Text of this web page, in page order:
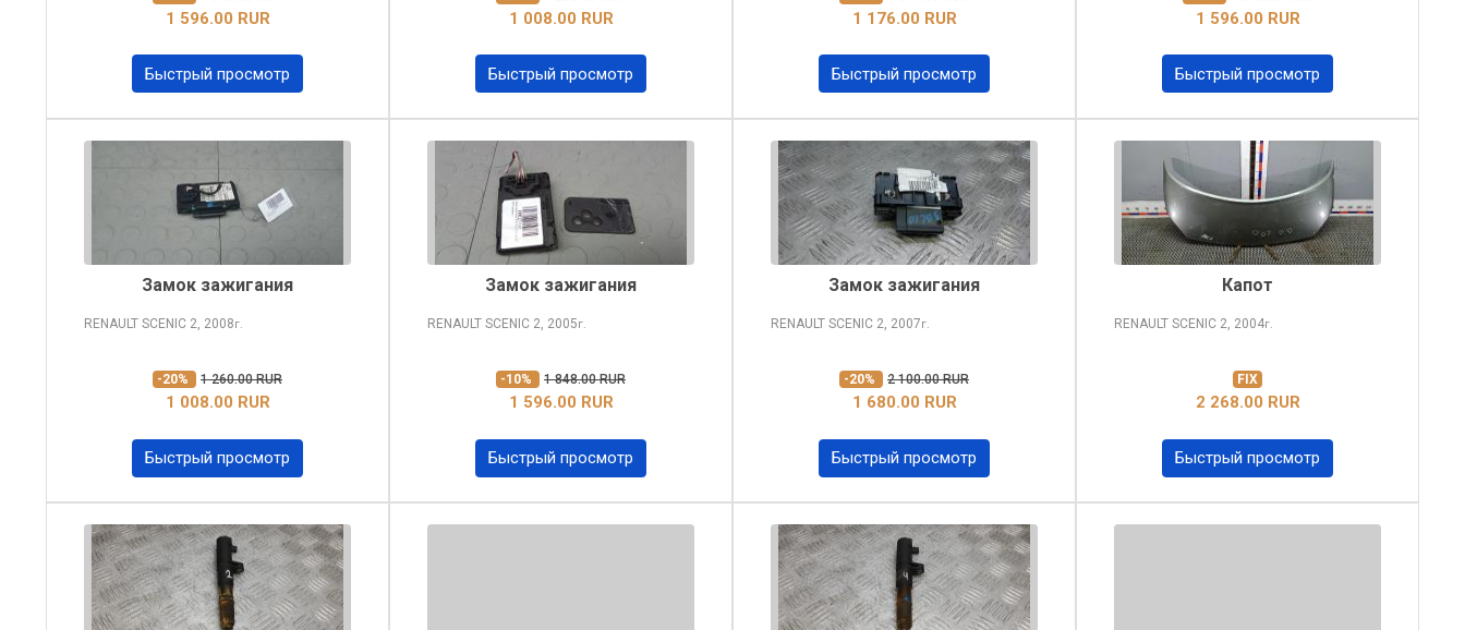
1 596.00 RUR
Быстрый просмотр
1 008.00 RUR
Быстрый просмотр
1 176.00 RUR
Быстрый просмотр
1 596.00 RUR
Быстрый просмотр
Замок зажигания
RENAULT SCENIC 2, 2008г.
-20% 1 260.00 RUR
1 008.00 RUR
Быстрый просмотр
Замок зажигания
RENAULT SCENIC 2, 2005г.
-10% 1 848.00 RUR
1 596.00 RUR
Быстрый просмотр
Замок зажигания
RENAULT SCENIC 2, 2007г.
-20% 2 100.00 RUR
1 680.00 RUR
Быстрый просмотр
Капот
RENAULT SCENIC 2, 2004г.
FIX
2 268.00 RUR
Быстрый просмотр